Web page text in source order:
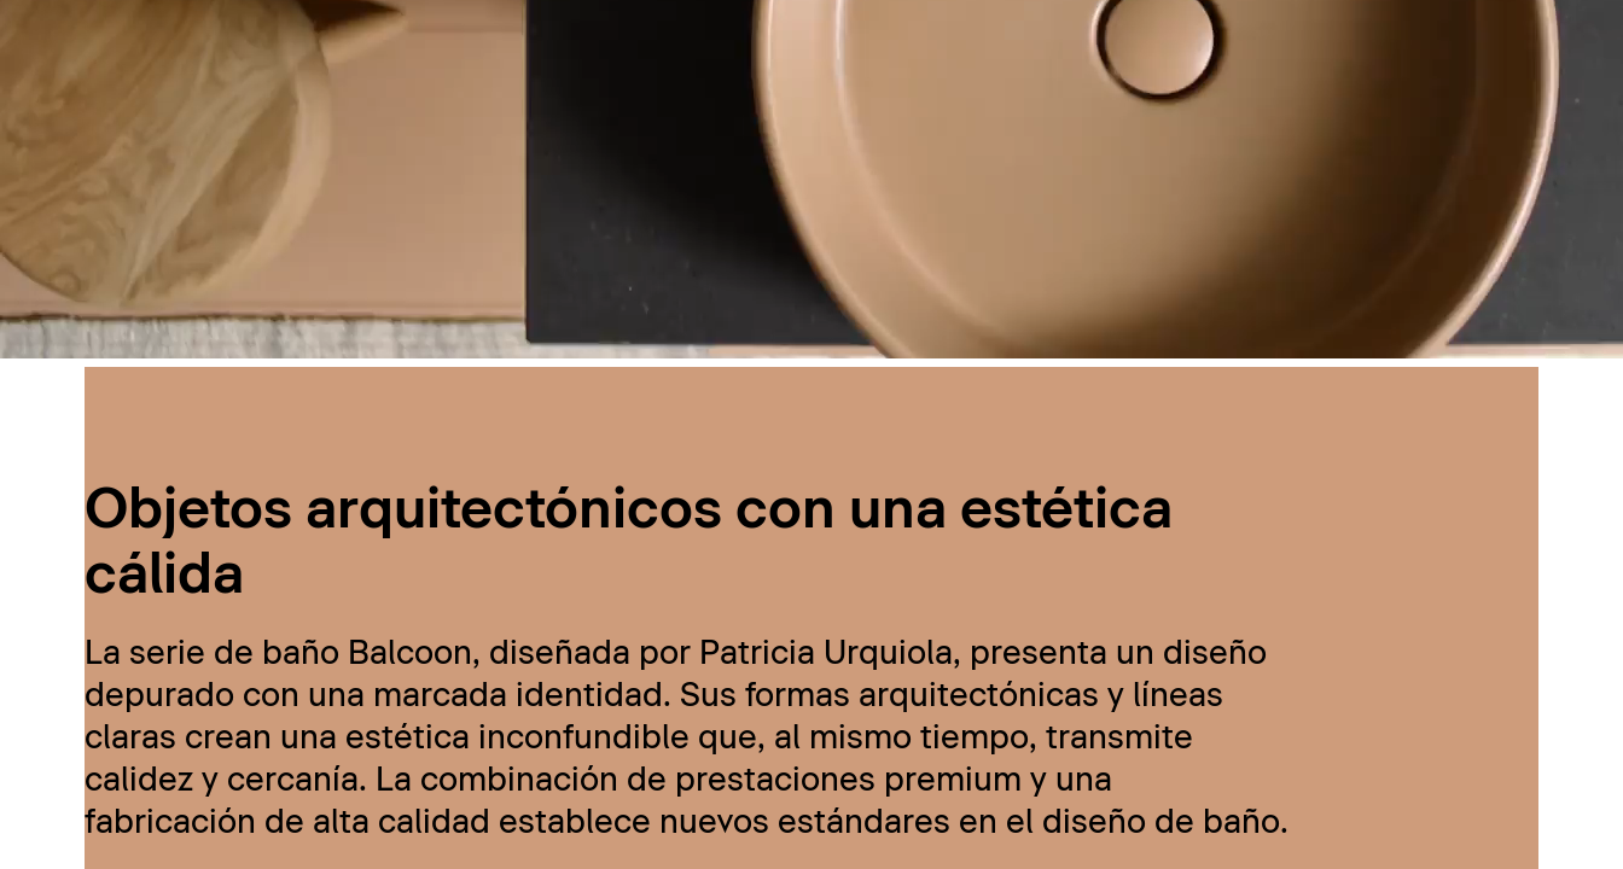
Objetos arquitectónicos con una estética
cálida
La serie de baño Balcoon, diseñada por Patricia Urquiola, presenta un diseño
depurado con una marcada identidad. Sus formas arquitectónicas y líneas
claras crean una estética inconfundible que, al mismo tiempo, transmite
calidez y cercanía. La combinación de prestaciones premium y una
fabricación de alta calidad establece nuevos estándares en el diseño de baño.